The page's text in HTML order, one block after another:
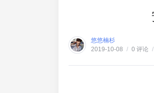
悠悠楠杉
2019-10-08 / 0 评论 /